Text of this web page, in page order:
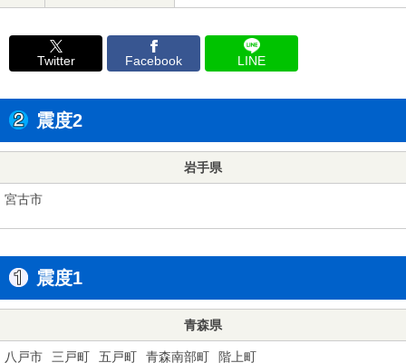
Twitter Facebook LINE
震度2
岩手県
宮古市
震度1
青森県
八戸市 三戸町 五戸町 青森南部町 階上町